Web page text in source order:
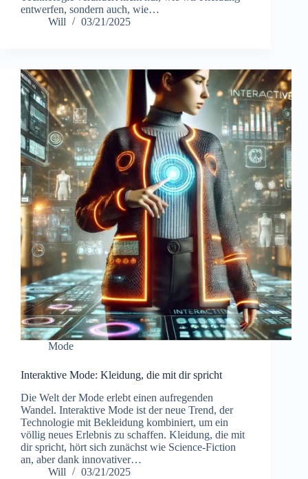
entwerfen, sondern auch, wie…
Will
03/21/2025
Mode
Interaktive Mode: Kleidung, die mit dir spricht
Die Welt der Mode erlebt einen aufregenden
Wandel. Interaktive Mode ist der neue Trend, der
Technologie mit Bekleidung kombiniert, um ein
völlig neues Erlebnis zu schaffen. Kleidung, die mit
dir spricht, hört sich zunächst wie Science-Fiction
an, aber dank innovativer…
Will
03/21/2025